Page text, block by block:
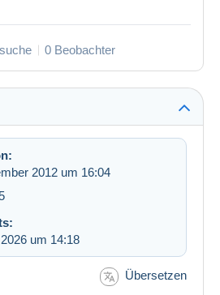
0 Beobachter
2012 um 16:04
um 14:18
Übersetzen